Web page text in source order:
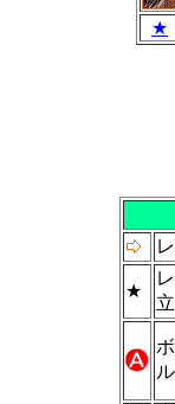
★
★